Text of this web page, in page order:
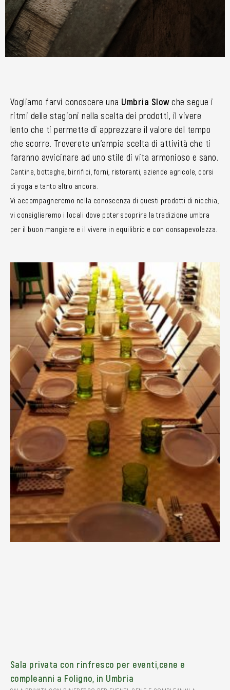
Vogliamo farvi conoscere una Umbria Slowche segue i
ritmi delle stagioni nella scelta dei prodotti, il vivere
lento che ti permette di apprezzare il valore del tempo
che scorre. Troverete un’ampia scelta di attività che ti
faranno avvicinare ad uno stile di vita armonioso e sano.
Cantine, botteghe, birrifici, forni, ristoranti, aziende agricole, corsi
di yoga e tanto altro ancora.
Vi accompagneremo nella conoscenza di questi prodotti di nicchia,
vi consiglieremo i locali dove poter scoprire la tradizione umbra
per il buon mangiare e il vivere in equilibrio e con consapevolezza.
Sala privata con rinfresco per eventi,cene e
compleanni a Foligno, in Umbria